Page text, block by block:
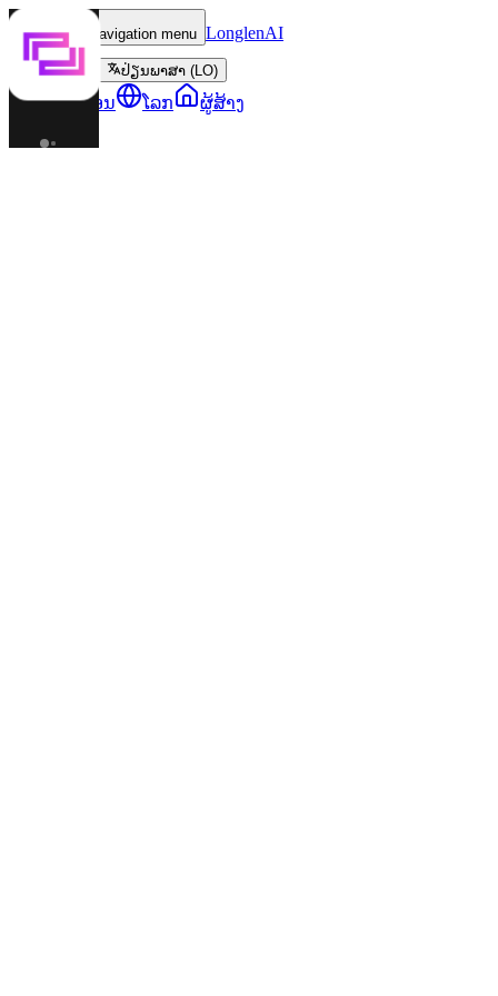
Toggle navigation menu LonglenAI
ປ່ຽນພາສາ (LO)
ຕົວລະຄອນ ໂລກ ຜູ້ສ້າງ